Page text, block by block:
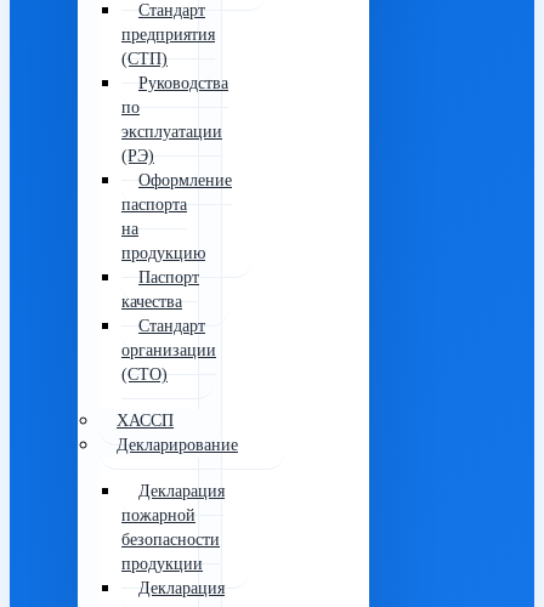
Стандарт
предприятия
(СТП)
Руководства
по
эксплуатации
(РЭ)
Оформление
паспорта
на
продукцию
Паспорт
качества
Стандарт
организации
(СТО)
ХАССП
Декларирование
Декларация
пожарной
безопасности
продукции
Декларация